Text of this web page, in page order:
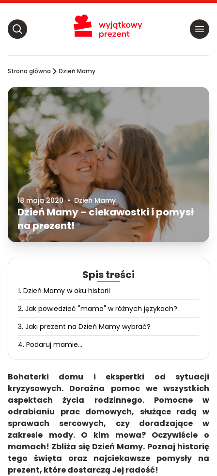
Strona główna Dzień Mamy
18 maja 2020 • Dzień Mamy
Dzień Mamy – ciekawostki i pomysł
na prezent!
Spis treści
1. Dzień Mamy w oku historii
2. Jak powiedzieć "mama" w różnych językach?
3. Jaki prezent na Dzień Mamy wybrać?
4. Podaruj mamie...
Bohaterki domu i ekspertki od sytuacji
kryzysowych. Doraźna pomoc we wszystkich
aspektach życia rodzinnego. Pomocne w
odrabianiu prac domowych, służące radą w
sprawach sercowych, czy doradzające w
zakresie mody. O kim mowa? Oczywiście o
mamach! Zbliża się Dzień Mamy. Poznaj historię
tego święta oraz najciekawsze pomysły na
prezent, które dostarczą Jej radość!